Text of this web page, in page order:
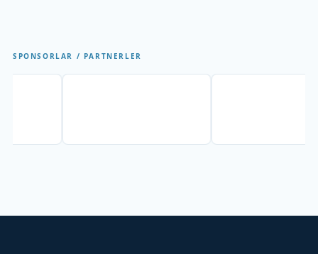
SPONSORLAR / PARTNERLER